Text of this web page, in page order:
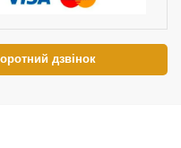
дзвінок